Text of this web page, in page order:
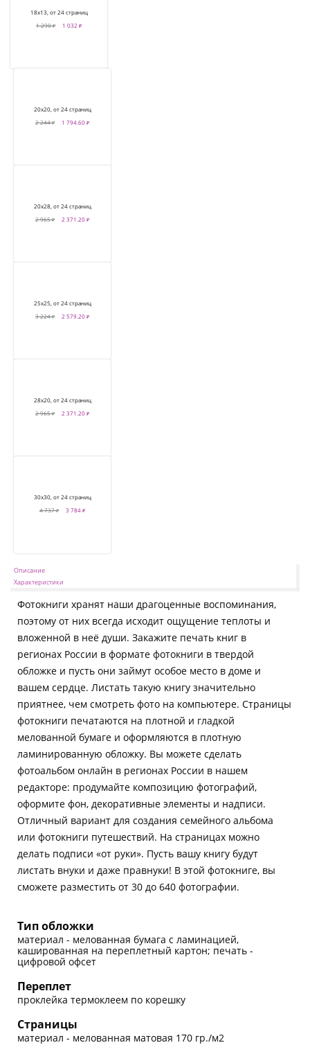
18х13, от 24 страниц
1 290 ₽
1 032 ₽
20х20, от 24 страниц
2 244 ₽
1 794.60 ₽
20х28, от 24 страниц
2 965 ₽
2 371.20 ₽
25х25, от 24 страниц
3 224 ₽
2 579.20 ₽
28х20, от 24 страниц
2 965 ₽
2 371.20 ₽
30х30, от 24 страниц
4 737 ₽
3 784 ₽
Описание
Характеристики
Фотокниги хранят наши драгоценные воспоминания,
поэтому от них всегда исходит ощущение теплоты и
вложенной в неё души. Закажите печать книг в
регионах России в формате фотокниги в твердой
обложке и пусть они займут особое место в доме и
вашем сердце. Листать такую книгу значительно
приятнее, чем смотреть фото на компьютере. Страницы
фотокниги печатаются на плотной и гладкой
мелованной бумаге и оформляются в плотную
ламинированную обложку. Вы можете сделать
фотоальбом онлайн в регионах России в нашем
редакторе: продумайте композицию фотографий,
оформите фон, декоративные элементы и надписи.
Отличный вариант для создания семейного альбома
или фотокниги путешествий. На страницах можно
делать подписи «от руки». Пусть вашу книгу будут
листать внуки и даже правнуки! В этой фотокниге, вы
сможете разместить от 30 до 640 фотографии.
Тип обложки
материал - мелованная бумага с ламинацией,
кашированная на переплетный картон; печать -
цифровой офсет
Переплет
проклейка термоклеем по корешку
Страницы
материал - мелованная матовая 170 гр./м2